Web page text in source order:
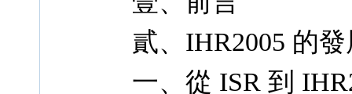
貳、IHR2005 的
一、從 ISR 到